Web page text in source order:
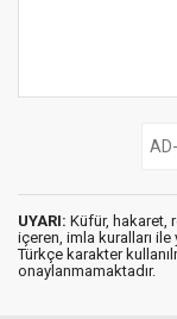
UYARI: Küfür, hakaret,
içeren, imla kuralları ile
Türkçe karakter
onaylanmamaktadır.